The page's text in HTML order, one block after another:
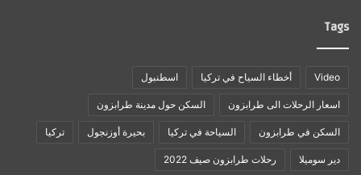
Tags
Video أخطاء السياح في تركيا اسطنبول
اسعار الرحلات الى طرابزون السكن حول مدينة طرابزون
السكن في طرابزون السياحة في تركيا بحيرة أوزنجول تركيا
دير سوميلا رحلات طرابزون صيف 2022